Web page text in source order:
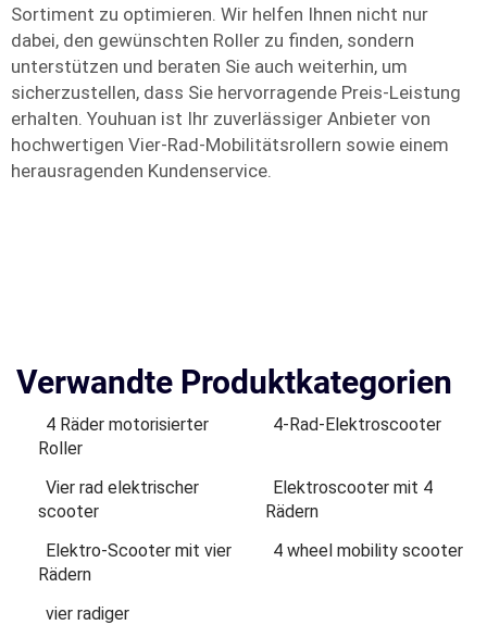
Sortiment zu optimieren. Wir helfen Ihnen nicht nur
dabei, den gewünschten Roller zu finden, sondern
unterstützen und beraten Sie auch weiterhin, um
sicherzustellen, dass Sie hervorragende Preis-Leistung
erhalten. Youhuan ist Ihr zuverlässiger Anbieter von
hochwertigen Vier-Rad-Mobilitätsrollern sowie einem
herausragenden Kundenservice.
Verwandte Produktkategorien
4 Räder motorisierter
Roller
4-Rad-Elektroscooter
Vier rad elektrischer
scooter
Elektroscooter mit 4
Rädern
Elektro-Scooter mit vier
Rädern
4 wheel mobility scooter
vier radiger